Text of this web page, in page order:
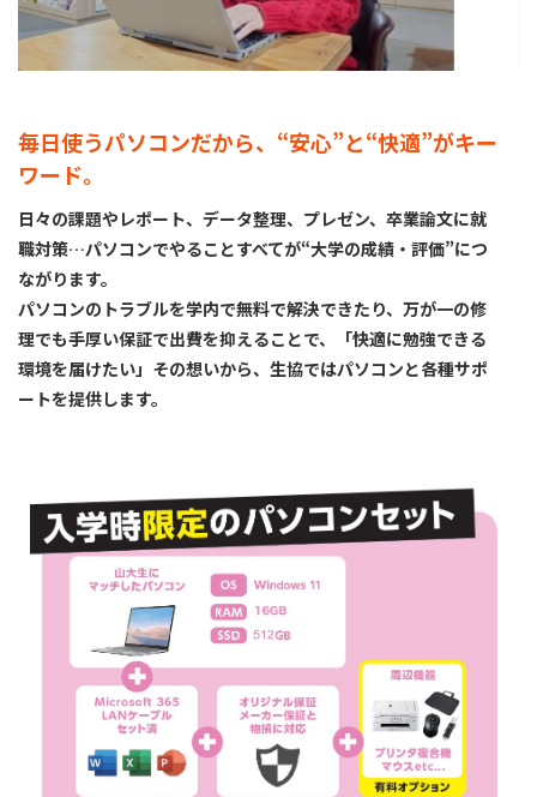
毎日使うパソコンだから、“安心”と“快適”がキー
ワード。
日々の課題やレポート、データ整理、プレゼン、卒業論文に就
職対策…パソコンでやることすべてが“大学の成績・評価”につ
ながります。
パソコンのトラブルを学内で無料で解決できたり、万が一の修
理でも手厚い保証で出費を抑えることで、「快適に勉強できる
環境を届けたい」その想いから、生協ではパソコンと各種サポ
ートを提供します。